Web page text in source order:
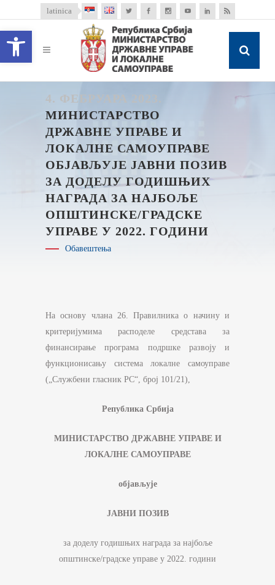
Open toolbar
latinica
4. ФЕБРУАРА 2023.
МИНИСТАРСТВО
ДРЖАВНЕ УПРАВЕ И
ЛОКАЛНЕ САМОУПРАВЕ
ОБЈАВЉУЈЕ ЈАВНИ ПОЗИВ
ЗА ДОДЕЛУ ГОДИШЊИХ
НАГРАДА ЗА НАЈБОЉЕ
ОПШТИНСКЕ/ГРАДСКЕ
УПРАВЕ У 2022. ГОДИНИ
Обавештења
На основу члана 26. Правилника о начину и
критеријумима расподеле средстава за
финансирање програма подршке развоју и
функционисању система локалне самоуправе
(„Службени гласник РС“, број 101/21),
Република Србија
МИНИСТАРСТВО ДРЖАВНЕ УПРАВЕ И
ЛОКАЛНЕ САМОУПРАВЕ
објављује
ЈАВНИ ПОЗИВ
за доделу годишњих награда за најбоље
општинске/градске управе у 2022. години